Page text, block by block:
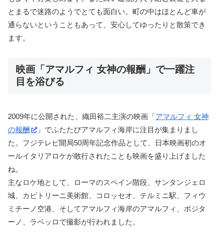
とまるで迷路のようでとても面白い。町の中はほとんど車が
通らないということもあって、安心してゆったりと散策でき
ます。
映画「アマルフィ 女神の報酬」で一躍注
目を浴びる
2009年に公開された、織田裕二主演の映画「アマルフィ 女神
の報酬
」でふたたびアマルフィ海岸に注目が集まりまし
た。フジテレビ開局50周年記念作品として、日本映画初のオ
ールイタリアロケが敢行されたことも映画を盛り上げました
ね。
主なロケ地として、ローマのスペイン階段、サンタンジェロ
城、カピトリーニ美術館、コロッセオ、テルミニ駅、フィウ
ミチーノ空港、そしてアマルフィ海岸のアマルフィ、ポジタ
ーノ、ラベッロで撮影が行われました。